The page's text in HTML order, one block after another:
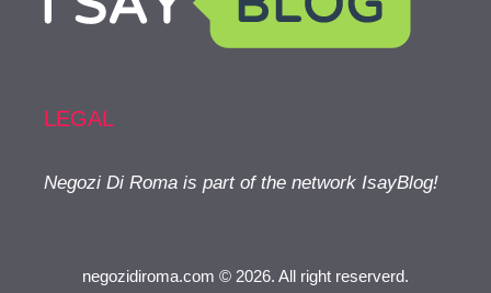
LEGAL
Negozi Di Roma is part of the network IsayBlog!
negozidiroma.com © 2026. All right reserverd.